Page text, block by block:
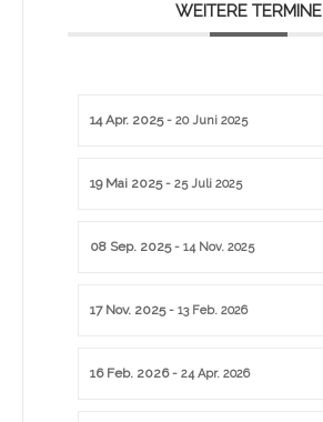
WEITERE TERMINE
14 Apr. 2025- 20 Juni 2025
19 Mai 2025- 25 Juli 2025
08 Sep. 2025- 14 Nov. 2025
17 Nov. 2025- 13 Feb. 2026
16 Feb. 2026- 24 Apr. 2026